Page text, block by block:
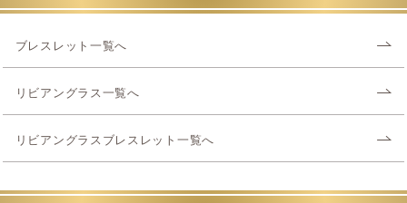
ブレスレット一覧へ
リビアングラス一覧へ
リビアングラスブレスレット一覧へ